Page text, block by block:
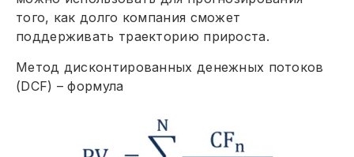
того, как долго компания сможет
поддерживать траекторию прироста.
Метод дисконтированных денежных потоков
(DCF) – формула